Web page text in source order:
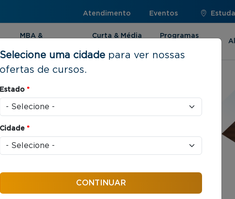
Atendimento Eventos
MBA &
Curta & Média
Programas
|
de cursos de Curta e
temas, você poderá
habilidades para
Selecione uma cidade para ver nossas
ofertas de cursos.
Estado *
Cidade *